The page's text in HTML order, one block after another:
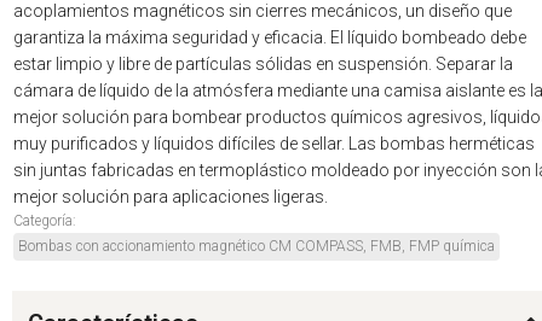
acoplamientos magnéticos sin cierres mecánicos, un diseño que
garantiza la máxima seguridad y eficacia. El líquido bombeado debe
estar limpio y libre de partículas sólidas en suspensión. Separar la
cámara de líquido de la atmósfera mediante una camisa aislante es la
mejor solución para bombear productos químicos agresivos,
muy purificados y líquidos difíciles de sellar. Las bombas herméticas
sin juntas fabricadas en termoplástico moldeado por inyección son
mejor solución para aplicaciones ligeras.
Categoría:
Bombas con accionamiento magnético CM COMPASS, FMB, FMP química